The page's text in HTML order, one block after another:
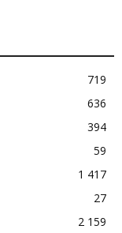
719
636
394
59
1 417
27
2 159